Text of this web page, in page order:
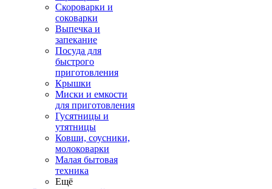
Скороварки и
соковарки
Выпечка и
запекание
Посуда для
быстрого
приготовления
Крышки
Миски и емкости
для приготовления
Гусятницы и
утятницы
Ковши, соусники,
молоковарки
Малая бытовая
техника
Ещё